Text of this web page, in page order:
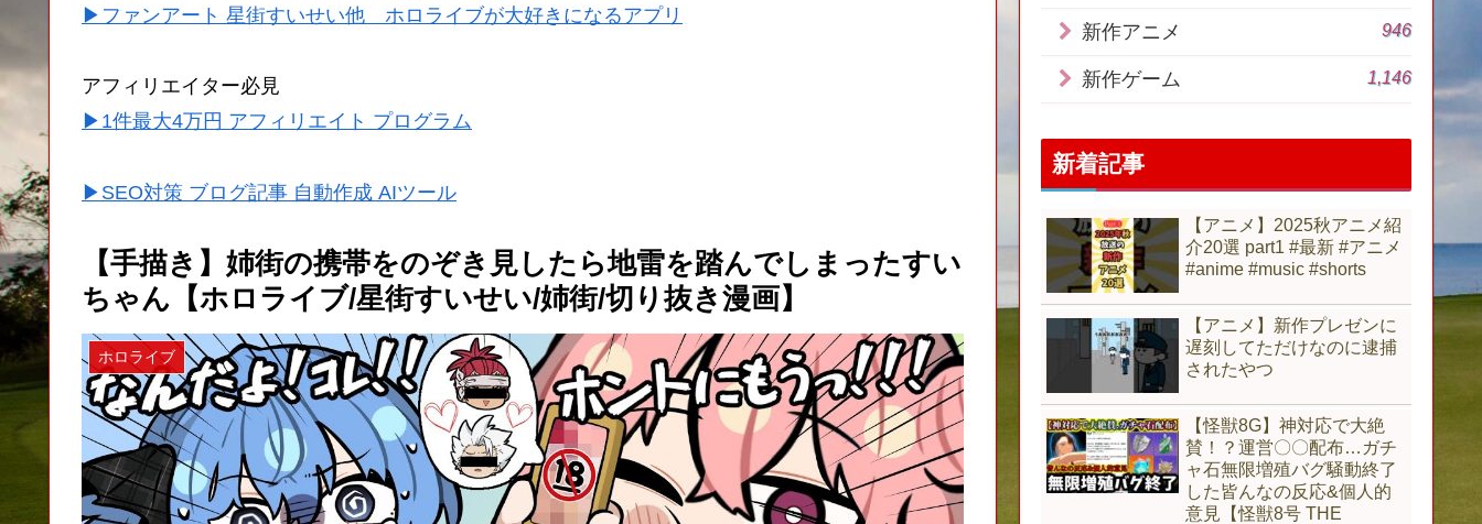
▶ファンアート 星街すいせい他 ホロライブが大好きになるアプリ
アフィリエイター必見
▶1件最大4万円 アフィリエイト プログラム
▶SEO対策 ブログ記事 自動作成 AIツール
【手描き】姉街の携帯をのぞき見したら地雷を踏んでしまったすい
ちゃん【ホロライブ/星街すいせい/姉街/切り抜き漫画】
ホロライブ
新作アニメ 946
新作ゲーム 1,146
新着記事
【アニメ】2025秋アニメ紹
介20選 part1 #最新 #アニメ
#anime #music #shorts
【アニメ】新作プレゼンに
遅刻してただけなのに逮捕
されたやつ
【怪獣8G】神対応で大絶
賛！？運営〇〇配布…ガチ
ャ石無限増殖バグ騒動終了
した皆んなの反応&個人的
意見【怪獣8号 THE